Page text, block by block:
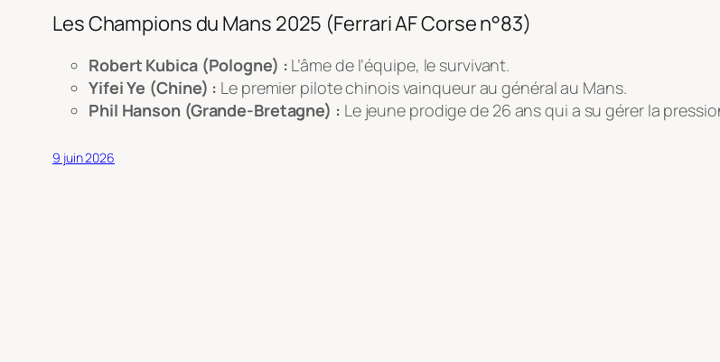
Les Champions du Mans 2025 (Ferrari AF Corse n°83)
Robert Kubica (Pologne) : L’âme de l’équipe, le survivant.
Yifei Ye (Chine) : Le premier pilote chinois vainqueur au général au Mans.
Phil Hanson (Grande-Bretagne) : Le jeune prodige de 26 ans qui a su gérer la
9 juin 2026